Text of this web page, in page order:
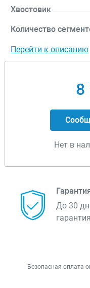
Хвостовик
Количество
Перейти к описанию
8
Нет в
До 30
гарантия
Безопасная оплата